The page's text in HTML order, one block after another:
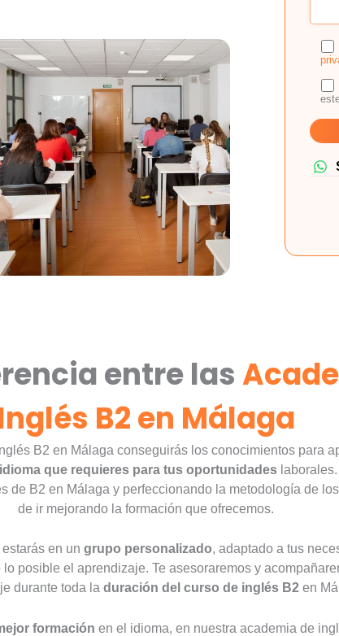
entre las
B2 en Málaga
B2 en Málaga conseguirás los conocimientos para
idioma que requieres para tus oportunidades
de B2 en Málaga y perfeccionando la metodología de
de ir mejorando la formación que ofrecemos.
en un grupo personalizado, adaptado a tus
posible el aprendizaje. Te asesoraremos y
durante toda la duración del curso de inglés B2 en
formación en el idioma, en nuestra academia de